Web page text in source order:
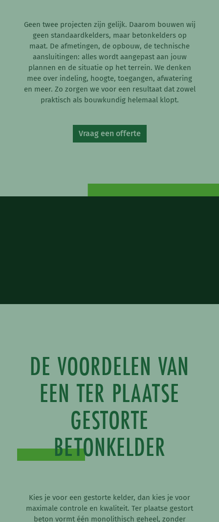
Geen twee projecten zijn gelijk. Daarom bouwen wij
geen standaardkelders, maar betonkelders op
maat. De afmetingen, de opbouw, de technische
aansluitingen: alles wordt aangepast aan jouw
plannen en de situatie op het terrein. We denken
mee over indeling, hoogte, toegangen, afwatering
en meer. Zo zorgen we voor een resultaat dat zowel
praktisch als bouwkundig helemaal klopt.
Vraag een offerte
DE VOORDELEN VAN
EEN TER PLAATSE
GESTORTE
BETONKELDER
Kies je voor een gestorte kelder, dan kies je voor
maximale controle en kwaliteit. Ter plaatse gestort
beton vormt één monolithisch geheel, zonder